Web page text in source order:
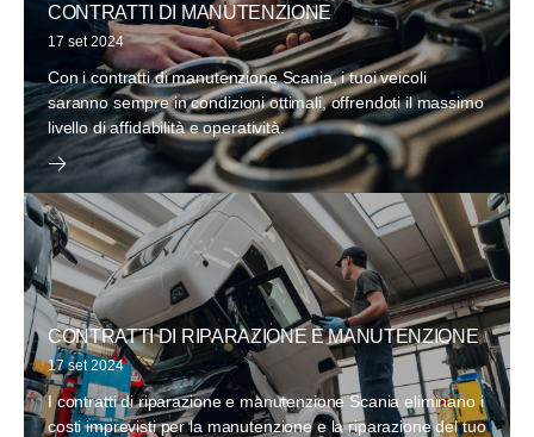
CONTRATTI DI MANUTENZIONE
17 set 2024
Con i contratti di manutenzione Scania, i tuoi veicoli
saranno sempre in condizioni ottimali, offrendoti il massimo
livello di affidabilità e operatività.
CONTRATTI DI RIPARAZIONE E MANUTENZIONE
17 set 2024
I contratti di riparazione e manutenzione Scania eliminano i
costi imprevisti per la manutenzione e la riparazione del tuo